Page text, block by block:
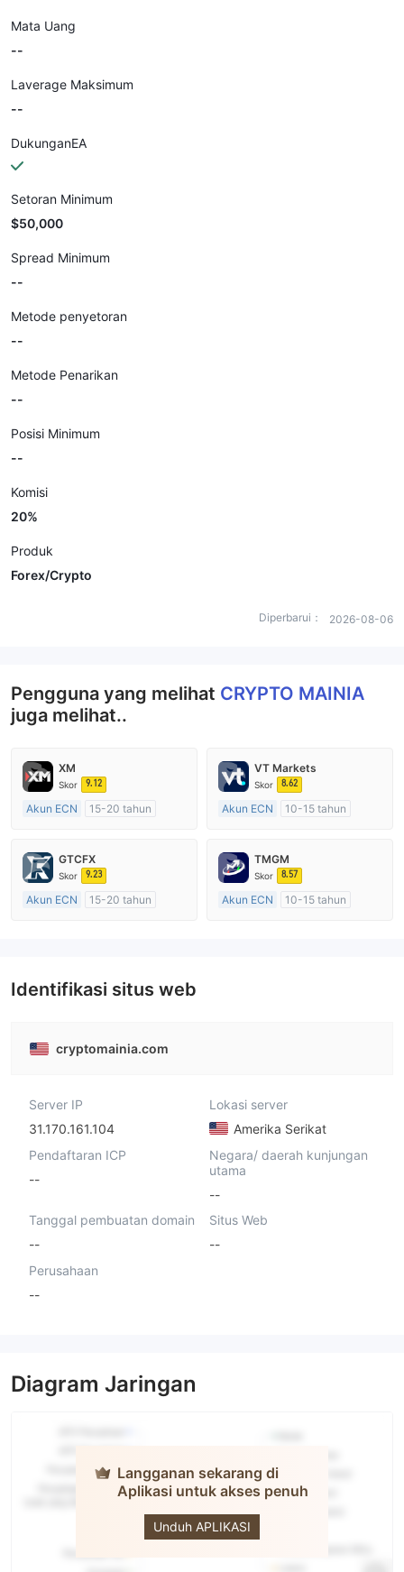
Mata Uang
--
Laverage Maksimum
--
DukunganEA
Setoran Minimum
$50,000
Spread Minimum
--
Metode penyetoran
--
Metode Penarikan
--
Posisi Minimum
--
Komisi
20%
Produk
Forex/Crypto
Diperbarui： 2026-08-06
Pengguna yang melihat CRYPTO MAINIA
juga melihat..
XM
Skor 9.12
Akun ECN
15-20 tahun
Market Maker (MM)
Lisensi Penuh MT4
VT Markets
Skor 8.62
Akun ECN
10-15 tahun
Market Maker (MM)
Lisensi Penuh MT4
GTCFX
Skor 9.23
Akun ECN
15-20 tahun
TMGM
Skor 8.57
Akun ECN
10-15 tahun
Identifikasi situs web
cryptomainia.com
Server IP
31.170.161.104
Lokasi server
Amerika Serikat
Pendaftaran ICP
--
Negara/ daerah kunjungan
utama
--
Tanggal pembuatan domain
--
Situs Web
--
Perusahaan
--
Diagram Jaringan
Langganan sekarang di
Aplikasi untuk akses penuh
Unduh APLIKASI
CRYPTO